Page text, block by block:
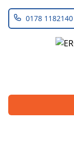
0178 1182140